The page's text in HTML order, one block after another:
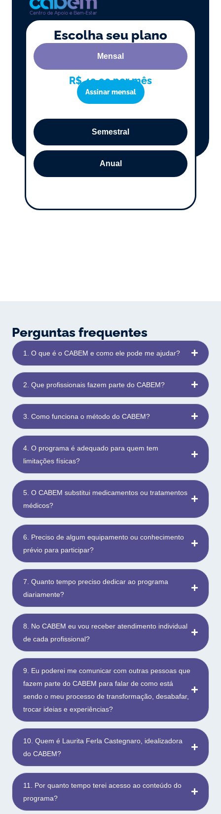
Escolha seu plano
Mensal
Semestral
Anual
R$ 49,90 por mês
Assinar mensal
Perguntas frequentes
1. O que é o CABEM e como ele pode me ajudar?
2. Que profissionais fazem parte do CABEM?
3. Como funciona o método do CABEM?
4. O programa é adequado para quem tem
limitações físicas?
5. O CABEM substitui medicamentos ou tratamentos
médicos?
6. Preciso de algum equipamento ou conhecimento
prévio para participar?
7. Quanto tempo preciso dedicar ao programa
diariamente?
8. No CABEM eu vou receber atendimento individual
de cada profissional?
9. Eu poderei me comunicar com outras pessoas que
fazem parte do CABEM para falar de como está
sendo o meu processo de transformação, desabafar,
trocar ideias e experiências?
10. Quem é Laurita Ferla Castegnaro, idealizadora
do CABEM?
11. Por quanto tempo terei acesso ao conteúdo do
programa?